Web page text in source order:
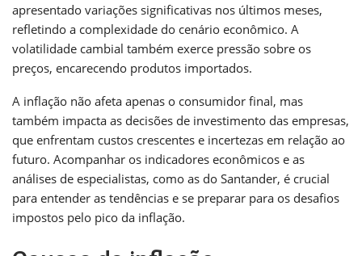
apresentado variações significativas nos últimos meses,
refletindo a complexidade do cenário econômico. A
volatilidade cambial também exerce pressão sobre os
preços, encarecendo produtos importados.
A inflação não afeta apenas o consumidor final, mas
também impacta as decisões de investimento das empresas,
que enfrentam custos crescentes e incertezas em relação ao
futuro. Acompanhar os indicadores econômicos e as
análises de especialistas, como as do Santander, é crucial
para entender as tendências e se preparar para os desafios
impostos pelo pico da inflação.